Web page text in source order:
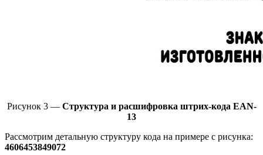
Рисунок 3 — Структура и расшифровка штрих-кода EAN-
13
Рассмотрим детальную структуру кода на примере с рисунка:
4606453849072